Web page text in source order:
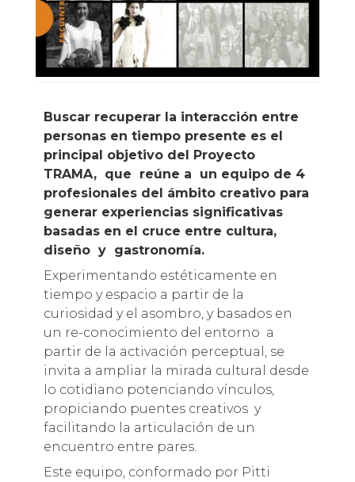
Buscar recuperar la interacción entre
personas en tiempo presente es el
principal objetivo del Proyecto
TRAMA, que reúne a un equipo de 4
profesionales del ámbito creativo para
generar experiencias significativas
basadas en el cruce entre cultura,
diseño y gastronomía.
Experimentando estéticamente en
tiempo y espacio a partir de la
curiosidad y el asombro, y basados en
un re-conocimiento del entorno a
partir de la activación perceptual, se
invita a ampliar la mirada cultural desde
lo cotidiano potenciando vínculos,
propiciando puentes creativos y
facilitando la articulación de un
encuentro entre pares.
Este equipo, conformado por Pitti